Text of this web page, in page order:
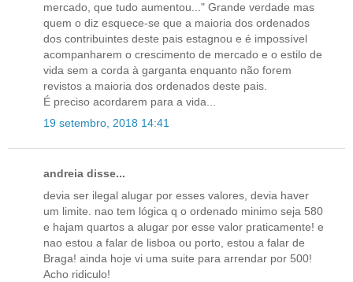
mercado, que tudo aumentou..." Grande verdade mas
quem o diz esquece-se que a maioria dos ordenados
dos contribuintes deste pais estagnou e é impossível
acompanharem o crescimento de mercado e o estilo de
vida sem a corda à garganta enquanto não forem
revistos a maioria dos ordenados deste pais.
É preciso acordarem para a vida...
19 setembro, 2018 14:41
andreia disse...
devia ser ilegal alugar por esses valores, devia haver
um limite. nao tem lógica q o ordenado minimo seja 580
e hajam quartos a alugar por esse valor praticamente! e
nao estou a falar de lisboa ou porto, estou a falar de
Braga! ainda hoje vi uma suite para arrendar por 500!
Acho ridiculo!